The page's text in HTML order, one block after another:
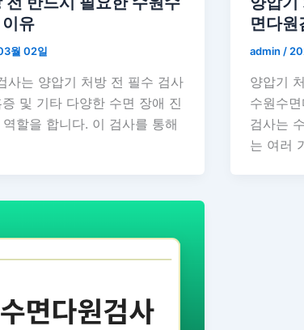
유
월 02일
사는 양압기 처방 전 필수 검사
및 기타 다양한 수면 장애 진
할을 합니다. 이 검사를 통해
면다원
admin /
양압기
수원수
검사는
는 여러